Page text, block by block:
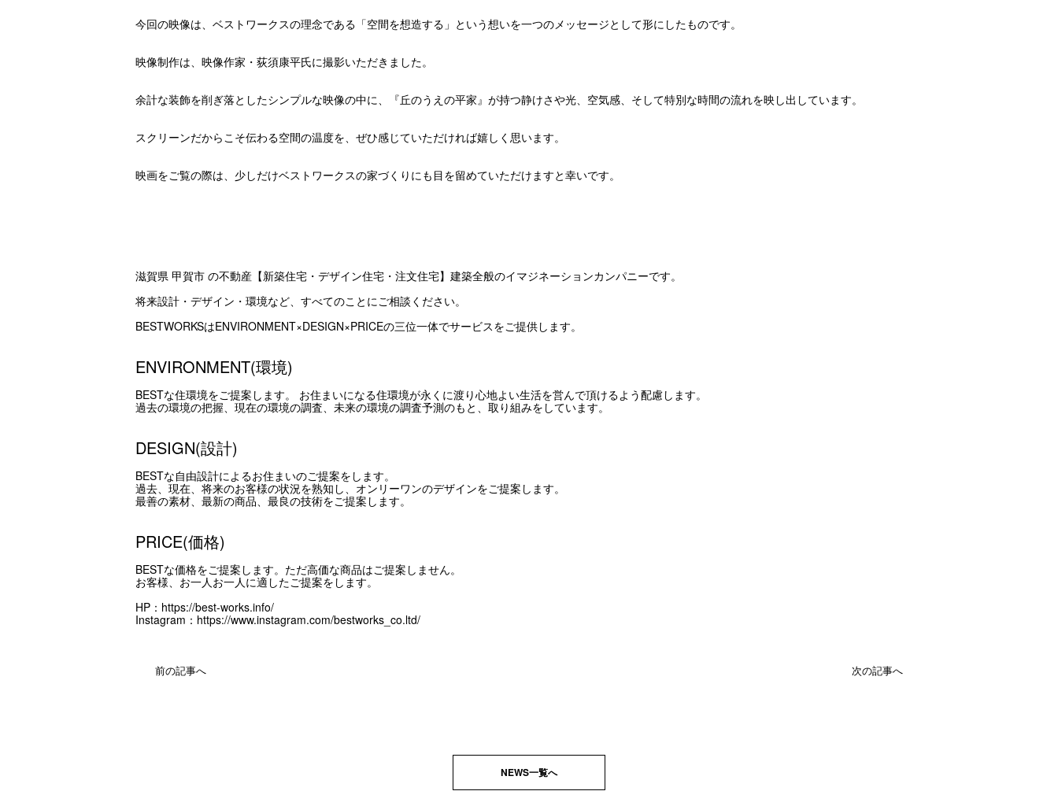
今回の映像は、ベストワークスの理念である「空間を想造する」という想いを一つのメッセージとして形にしたものです。
映像制作は、映像作家・荻須康平氏に撮影いただきました。
余計な装飾を削ぎ落としたシンプルな映像の中に、『丘のうえの平家』が持つ静けさや光、空気感、そして特別な時間の流れを映し出しています。
スクリーンだからこそ伝わる空間の温度を、ぜひ感じていただければ嬉しく思います。
映画をご覧の際は、少しだけベストワークスの家づくりにも目を留めていただけますと幸いです。
滋賀県 甲賀市 の不動産【新築住宅・デザイン住宅・注文住宅】建築全般のイマジネーションカンパニーです。
将来設計・デザイン・環境など、すべてのことにご相談ください。
BESTWORKSはENVIRONMENT×DESIGN×PRICEの三位一体でサービスをご提供します。
ENVIRONMENT(環境)
BESTな住環境をご提案します。 お住まいになる住環境が永くに渡り心地よい生活を営んで頂けるよう配慮します。
過去の環境の把握、現在の環境の調査、未来の環境の調査予測のもと、取り組みをしています。
DESIGN(設計)
BESTな自由設計によるお住まいのご提案をします。
過去、現在、将来のお客様の状況を熟知し、オンリーワンのデザインをご提案します。
最善の素材、最新の商品、最良の技術をご提案します。
PRICE(価格)
BESTな価格をご提案します。ただ高価な商品はご提案しません。
お客様、お一人お一人に適したご提案をします。
HP： https://best-works.info/
Instagram： https://www.instagram.com/bestworks_co.ltd/
前の記事へ 次の記事へ
NEWS一覧へ